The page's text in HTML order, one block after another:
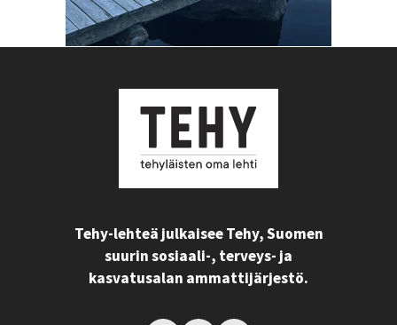
Tehy-lehteä julkaisee Tehy, Suomen
suurin sosiaali-, terveys- ja
kasvatusalan ammattijärjestö.